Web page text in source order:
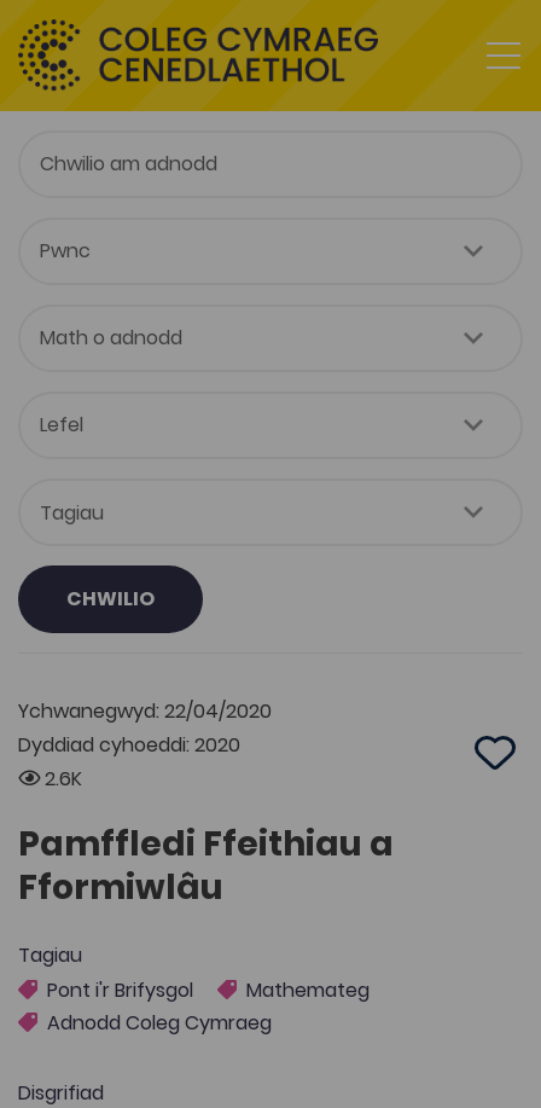
CHWILIO
Ychwanegwyd: 22/04/2020
Dyddiad cyhoeddi: 2020
2.6K
Add
Pamffledi Ffeithiau a
Fformiwlâu
Tagiau
Pont i'r Brifysgol
Mathemateg
Adnodd Coleg Cymraeg
Disgrifiad